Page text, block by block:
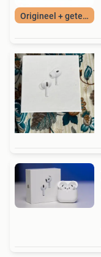
Origineel + getest